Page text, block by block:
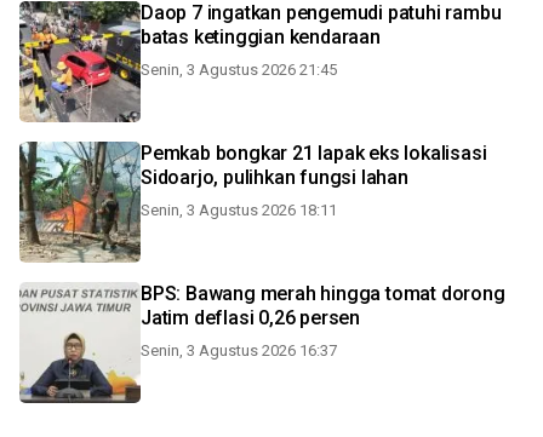
Daop 7 ingatkan pengemudi patuhi rambu
batas ketinggian kendaraan
Senin, 3 Agustus 2026 21:45
Pemkab bongkar 21 lapak eks lokalisasi
Sidoarjo, pulihkan fungsi lahan
Senin, 3 Agustus 2026 18:11
BPS: Bawang merah hingga tomat dorong
Jatim deflasi 0,26 persen
Senin, 3 Agustus 2026 16:37